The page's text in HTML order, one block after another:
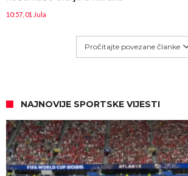
10:57, 01 Jula
Pročitajte povezane članke
NAJNOVIJE SPORTSKE VIJESTI